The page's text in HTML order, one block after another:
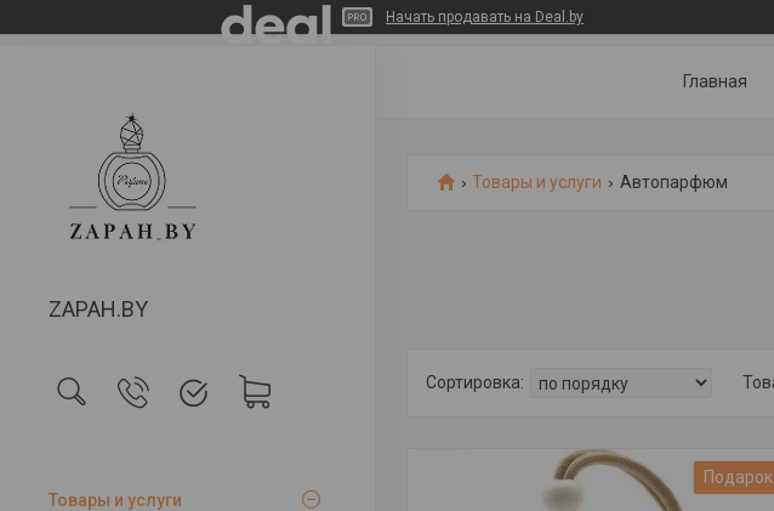
Начать продавать на Deal.by
ZAPAH.BY
Товары и услуги
Главная
Товары и услуги Автопарфюм
Подарок